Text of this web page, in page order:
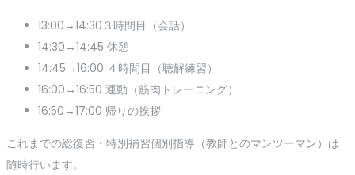
13:00→14:30３時間目（会話）
14:30→14:45 休憩
14:45→16:00 ４時間目（聴解練習）
16:00→16:50 運動（筋肉トレーニング）
16:50→17:00 帰りの挨拶
これまでの総復習・特別補習個別指導（教師とのマンツーマン）は
随時行います。